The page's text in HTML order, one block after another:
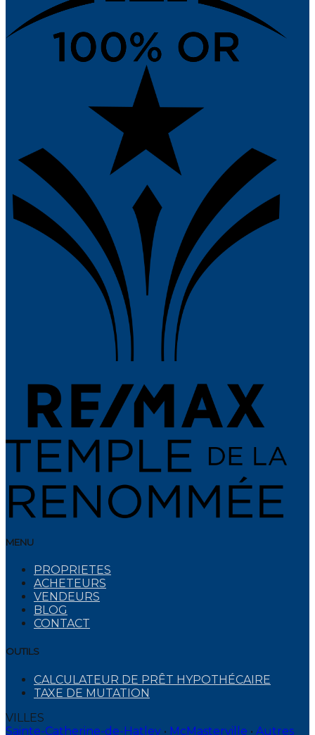
MENU
PROPRIETES
ACHETEURS
VENDEURS
BLOG
CONTACT
OUTILS
CALCULATEUR DE PRÊT HYPOTHÉCAIRE
TAXE DE MUTATION
VILLES
Sainte-Catherine-de-Hatley • McMasterville • Autres